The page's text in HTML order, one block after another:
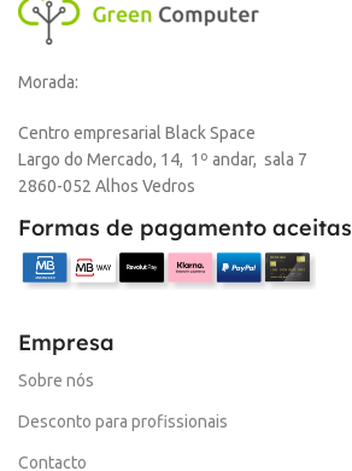
DISPONIBILIDADE
,
MARCA HP
Morada:
Centro empresarial Black Space
Largo do Mercado, 14, 1º andar, sala 7
2860-052 Alhos Vedros
Formas de pagamento aceitas
Empresa
Sobre nós
Desconto para profissionais
Contacto